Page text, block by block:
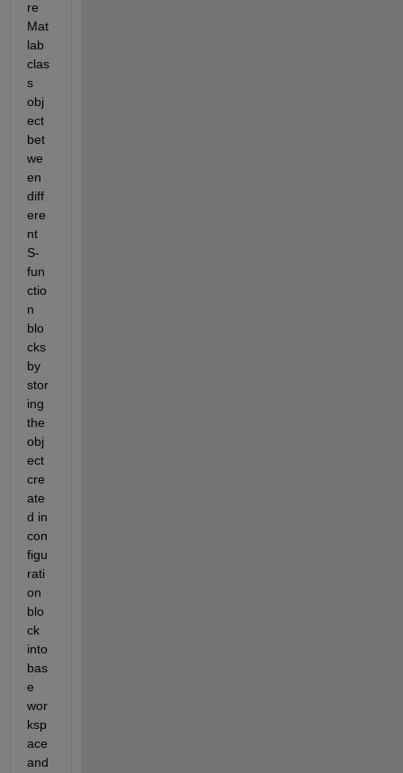
re
Mat
lab
clas
s
obj
ect
bet
we
en
diff
ere
nt
S-
fun
ctio
n
blo
cks
by
stor
ing
the
obj
ect
cre
ate
d in
con
figu
rati
on
blo
ck
into
bas
e
wor
ksp
ace
and